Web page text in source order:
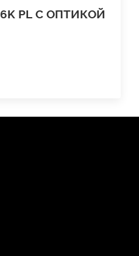
PL С ОПТИКОЙ